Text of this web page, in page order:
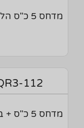
מדחס 5 כ"ס הלחמה תלת
112
מדחס 5 כ"ס + ברז תלת